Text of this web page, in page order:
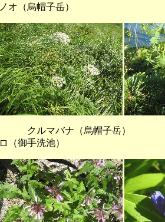
ノオ（烏帽子岳）
クルマバナ（烏帽子岳） オ
ロ（御手洗池）